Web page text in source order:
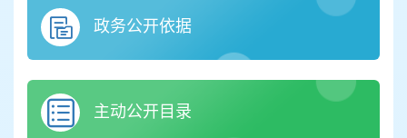
政务公开依据
主动公开目录